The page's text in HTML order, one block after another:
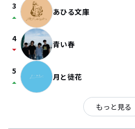
3
arrow_drop_up あひる文庫
4
arrow_drop_down 青い春
5
arrow_drop_up 月と徒花
もっと見る